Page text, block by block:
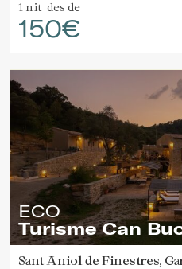
1 nit des de
150€
ECO
Turisme Can
Sant Aniol de Finestres,